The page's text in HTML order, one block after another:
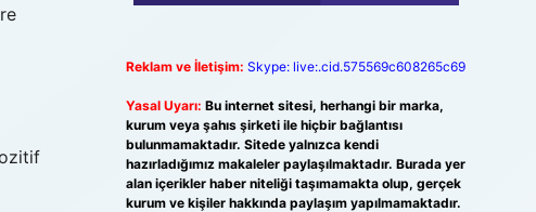
Reklam ve İletişim: Skype: live:.cid.575569c608265c69
Yasal Uyarı: Bu internet sitesi, herhangi bir marka,
kurum veya şahıs şirketi ile hiçbir bağlantısı
bulunmamaktadır. Sitede yalnızca kendi
hazırladığımız makaleler paylaşılmaktadır. Burada yer
alan içerikler haber niteliği taşımamakta olup, gerçek
kurum ve kişiler hakkında paylaşım yapılmamaktadır.